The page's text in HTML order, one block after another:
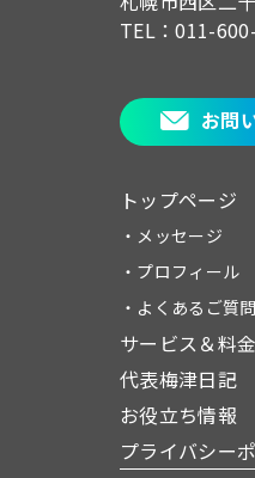
TEL：011-
お問
トップページ
・メッセージ
・プロフィール
・よくあるご質問
サービス＆料金
代表梅津日記
お役立ち情報
プライバシー